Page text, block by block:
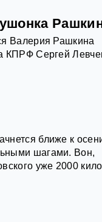
Валерия Рашкина
КПРФ Сергей
ближе к
шагами. Вон,
уже 2000